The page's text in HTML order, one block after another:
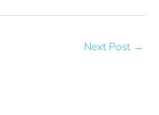
Next Post →